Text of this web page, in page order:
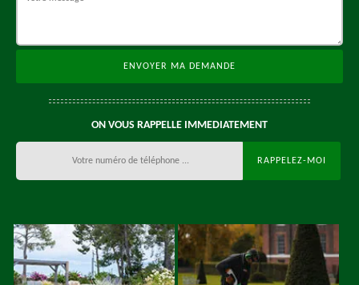
ON VOUS RAPPELLE IMMEDIATEMENT